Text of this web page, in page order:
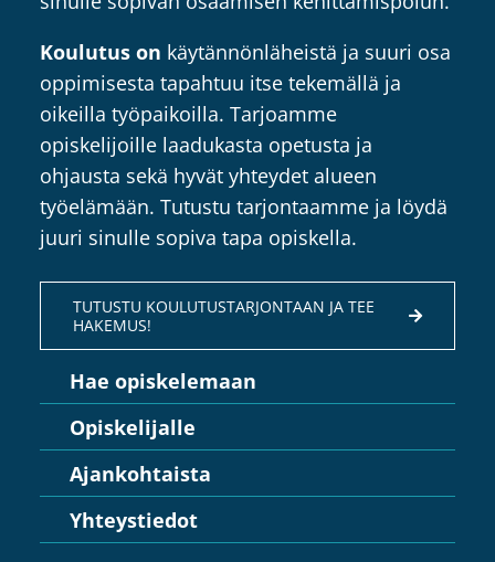
Koulutus on käytännönläheistä ja suuri osa
oppimisesta tapahtuu itse tekemällä ja
oikeilla työpaikoilla. Tarjoamme
opiskelijoille laadukasta opetusta ja
ohjausta sekä hyvät yhteydet alueen
työelämään. Tutustu tarjontaamme ja löydä
juuri sinulle sopiva tapa opiskella.
TUTUSTU KOULUTUSTARJONTAAN JA TEE
HAKEMUS!
Hae opiskelemaan
Opiskelijalle
Ajankohtaista
Yhteystiedot